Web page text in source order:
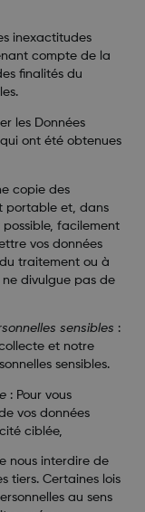
inexactitudes
compte de la
finalités du
les Données
ont été obtenues
copie des
portable et, dans
facilement
vos données
traitement ou à
divulgue pas de
sensibles :
et notre
sensibles.
: Pour vous
vos données
ciblée,
nous interdire de
tiers. Certaines lois
au sens